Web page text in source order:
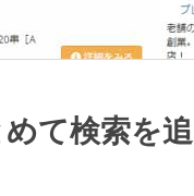
て検索を追